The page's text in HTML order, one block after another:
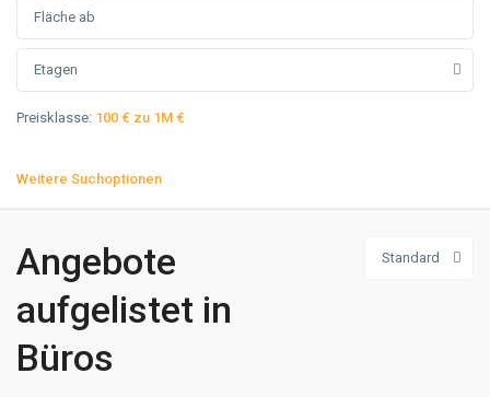
Etagen
Preisklasse: 100 € zu 1M €
Weitere Suchoptionen
Standard
Angebote
aufgelistet in
Büros